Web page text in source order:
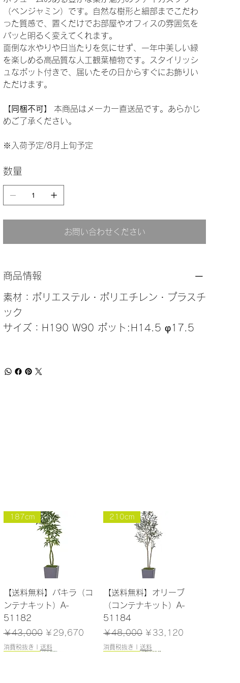
（ベンジャミン）です。自然な樹形と細部までこだわ
った質感で、置くだけでお部屋やオフィスの雰囲気を
パッと明るく変えてくれます。
面倒な水やりや日当たりを気にせず、一年中美しい緑
を楽しめる高品質な人工観葉植物です。スタイリッシ
ュなポット付きで、届いたその日からすぐにお飾りい
ただけます。
【同梱不可】
本商品はメーカー直送品です。あらかじ
めご了承ください。
※入荷予定/8月上旬予定
数量
お問い合わせください
商品情報
素材：ポリエステル・ポリエチレン・プラスチ
ック
サイズ：H190 W90 ポット:H14.5 φ17.5
クイックビュー
187cm
【送料無料】パキラ（コ
ンテナキット）A-
51182
通常価格
￥43,000 セール価格
￥29,670
消費税抜き 送料
クイックビュー
210cm
【送料無料】オリーブ
（コンテナキット）A-
51184
通常価格
￥48,000 セール価格
￥33,120
消費税抜き 送料